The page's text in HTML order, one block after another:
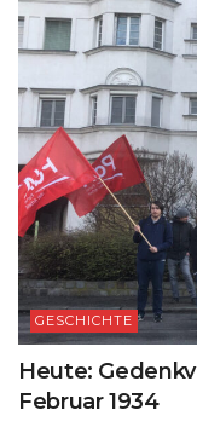
GESCHICHTE
Heute:
Februar 1934